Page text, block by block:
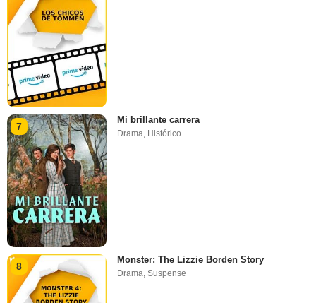
7
Mi brillante carrera
Drama Histórico
8
Monster: The Lizzie Borden Story
Drama,Suspense